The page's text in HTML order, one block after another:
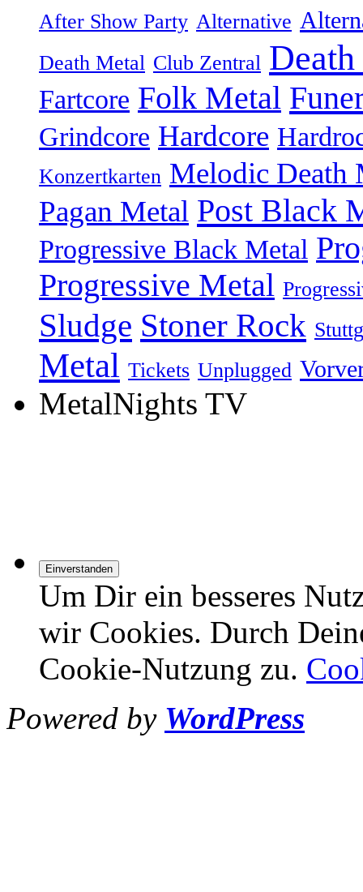
After Show Party Alternative
Death Metal Club Zentral
Fartcore Folk Metal
Grindcore Hardcore
Konzertkarten Melodic Death
Pagan Metal Post Black
Progressive Black Metal
Progressive Metal
Sludge Stoner Rock
Metal Tickets Unplugged
MetalNights TV
Um Dir ein besseres
wir Cookies. Durch
Cookie-Nutzung zu.
Powered by WordPress